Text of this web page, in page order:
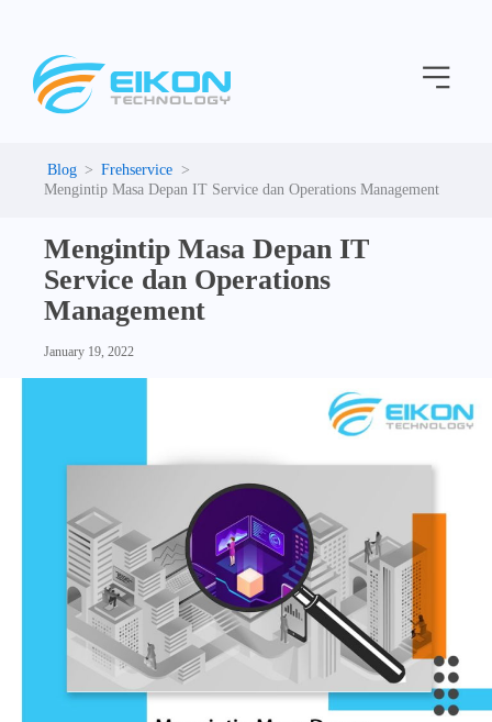
content
Menu
Frehservice
Mengintip Masa Depan IT Service dan Operations Management
Mengintip Masa Depan IT
Service dan Operations
Management
January 19, 2022
e
g
i
e